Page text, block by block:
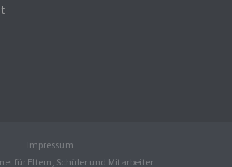
Impressum
für Eltern, Schüler und Mitarbeiter